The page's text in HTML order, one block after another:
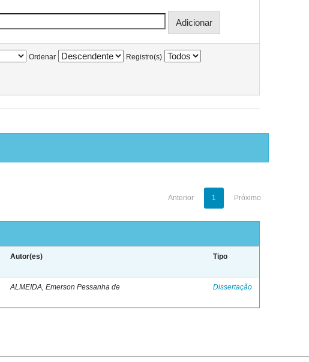
Ordenar Registro(s)
Anterior 1 Próximo
Autor(es) Tipo
ALMEIDA, Emerson Pessanha de Dissertação